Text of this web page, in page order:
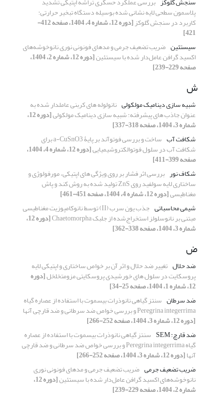
پلاسمون سطحی لایه ‎نشانی شده بوسیله دستگاه تبخیر حرارتی:
کاربرد در سنجش گلوکز [دوره 12، شماره 4، 1404، صفحه 412-
421]
سیستئین ضریب تضعیف جرمی و مدهای فونونی نوری نانوخوشه‌های
اکسید گرافن عامل‌دار شده با سیستئین [دوره 12، شماره 2، 1404،
صفحه 229-239]
ش
شبیه سازی دینامیک مولکولی نانولوله های کربنی عاملدار شده به
عنوان جاذب های پیشرفته: شبیه سازی دینامیک مولکولی [دوره 12،
شماره 3، 1404، صفحه 318-337]
شکافت آب
ساخت و بررسی فوتوآند بر پایۀ a-CuSnO3 برای
شکافت آب در سلول فوتوالکتروشیمیایی [دوره 12، شماره 4، 1404،
صفحه 399-411]
شکاف نور بررسی اثر فشار بر روی ویژگی های اپتیکی، مورفولوژی و
ساختاری لایه سولفید روی ZnS تولید شده به روش کند و پاش
مغناطیسی[دوره 12، شماره 4، 1404، صفحه 451-461]
شیمی محاسباتی
جذب یون سرب (II) توسط نانوکامپوزیت مغناطیسی
مبتنی بر نانوسلولز استخراج‌شده از جلبک Chaetomorpha [دوره 12،
شماره 3، 1404، صفحه 338-362]
ض
ضد حلال تغییر ضد حلال و اثر آن بر خواص ساختاری و اپتیکی لایه
پروسکایت در سلول های خورشیدی پروسکایتی مزومتخلخل[دوره
12، شماره 1، 1404، صفحه 25-34]
ضد سرطان سنتز گیاهی نانوذرات بیسموت با استفاده از عصاره گیاه
Peregrina integerrima و بررسی خواص ضد سرطانی و ضد قارچی آنها
[دوره 12، شماره 3، 1404، صفحه 252-266]
ضد قارچ: SEM
سنتز گیاهی نانوذرات بیسموت با استفاده از عصاره
گیاه Peregrina integerrima و بررسی خواص ضد سرطانی و ضد قارچی
آنها[دوره 12، شماره 3، 1404، صفحه 252-266]
ضریب تضعیف جرمی ضریب تضعیف جرمی و مدهای فونونی نوری
نانوخوشه‌های اکسید گرافن عامل‌دار شده با سیستئین [دوره 12،
شماره 2، 1404، صفحه 229-239]